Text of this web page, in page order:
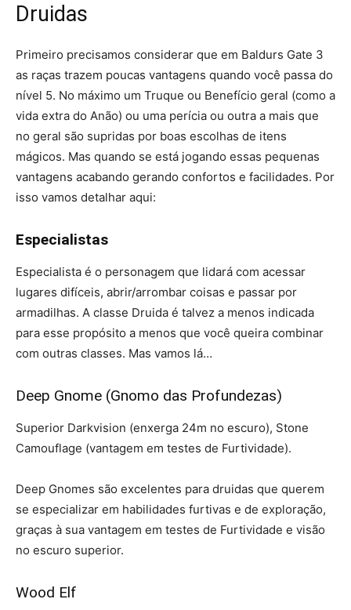
Druidas
Primeiro precisamos considerar que em Baldurs Gate 3
as raças trazem poucas vantagens quando você passa do
nível 5. No máximo um Truque ou Benefício geral (como a
vida extra do Anão) ou uma perícia ou outra a mais que
no geral são supridas por boas escolhas de itens
mágicos. Mas quando se está jogando essas pequenas
vantagens acabando gerando confortos e facilidades. Por
isso vamos detalhar aqui:
Especialistas
Especialista é o personagem que lidará com acessar
lugares difíceis, abrir/arrombar coisas e passar por
armadilhas. A classe Druida é talvez a menos indicada
para esse propósito a menos que você queira combinar
com outras classes. Mas vamos lá…
Deep Gnome (Gnomo das Profundezas)
Superior Darkvision (enxerga 24m no escuro), Stone
Camouflage (vantagem em testes de Furtividade).
Deep Gnomes são excelentes para druidas que querem
se especializar em habilidades furtivas e de exploração,
graças à sua vantagem em testes de Furtividade e visão
no escuro superior.
Wood Elf